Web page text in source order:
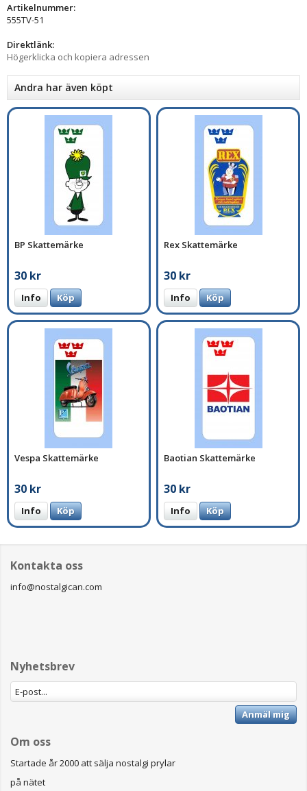
Artikelnummer:
555TV-51
Direktlänk:
Högerklicka och kopiera adressen
Andra har även köpt
BP Skattemärke
30 kr
Info Köp
Rex Skattemärke
30 kr
Info Köp
Vespa Skattemärke
30 kr
Info Köp
Baotian Skattemärke
30 kr
Info Köp
Kontakta oss
info@nostalgican.com
Nyhetsbrev
Anmäl mig
Om oss
Startade år 2000 att sälja nostalgi prylar
på nätet